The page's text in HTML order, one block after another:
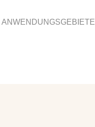
ANWENDUNGSGEBIETE